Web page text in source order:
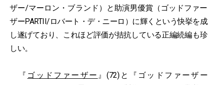
ザー/マーロン・ブランド）と助演男優賞（ゴッドファー
ザーPARTII/ロバート・デ・ニーロ）に輝くという快挙を成
し遂げており、これほど評価が拮抗している正編続編も珍
しい。
『 ゴッドファーザー 』(72)と『ゴッドファーザー